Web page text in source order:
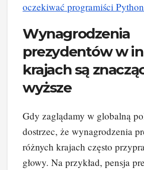
oczekiwać programiści
Wynagrodzenia
prezydentów w
krajach są
wyższe
Gdy zaglądamy w globalną
dostrzec, że wynagrodzenia
różnych krajach często
głowy. Na przykład, pensja